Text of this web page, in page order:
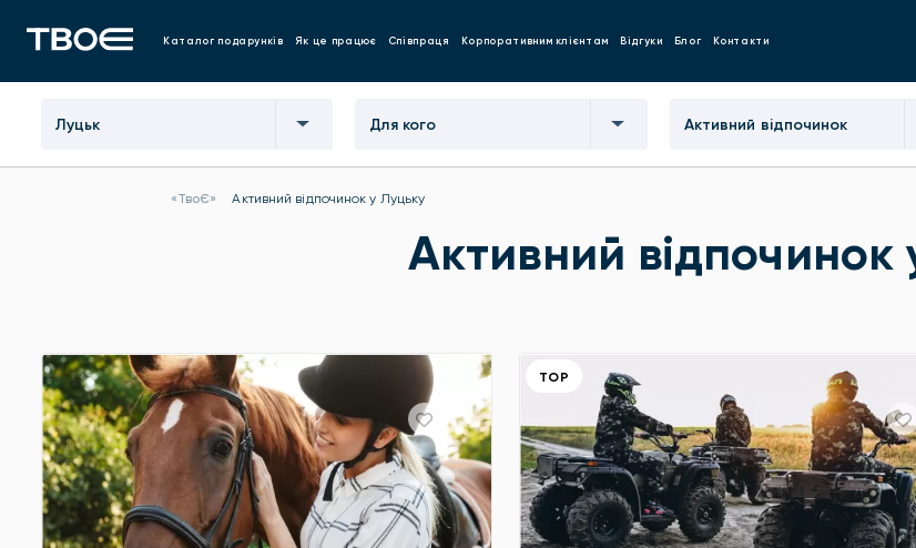
Каталог подарунків Як це працює Співпраця Корпоративним клієнтам Відгуки Блог Контакти
Луцьк Для кого Активний відпочинок
«ТвоЄ» Активний відпочинок у Луцьку
Активний відпочинок
ТОР